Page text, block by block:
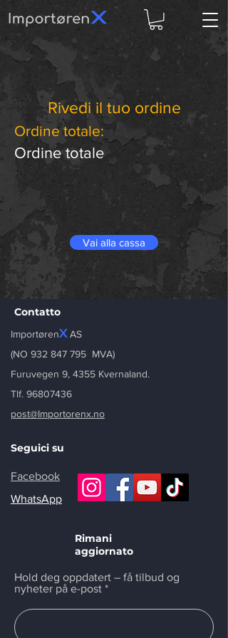
Rivedi il tuo ordine
Ordine totale:
Ordine totale
Vai alla cassa
Contatto
ImportørenXAS
(NO 932 847 795 MVA)
Furuvegen 9, 4355 Kvernaland.
Tlf. 96807436
post@Importorenx.no
Seguici su
Facebook
WhatsApp
Rimani
aggiornato
Hold deg oppdatert – få tilbud og
nyheter på e-post